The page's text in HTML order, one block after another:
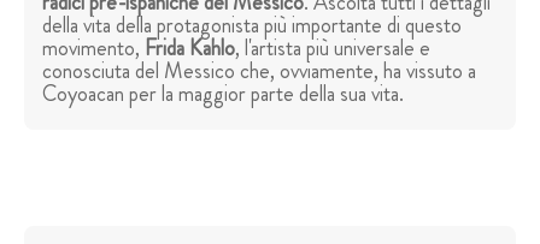
della vita della protagonista più importante di questo
movimento, Frida Kahlo, l'artista più universale e
conosciuta del Messico che, ovviamente, ha vissuto a
Coyoacan per la maggior parte della sua vita.